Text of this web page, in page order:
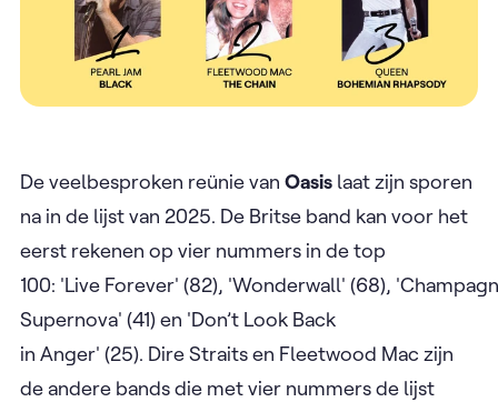
De veelbesproken reünie van Oasis laat zijn sporen
na in de lijst van 2025. De Britse band kan voor het
eerst rekenen op vier nummers in de top
100: 'Live Forever' (82), 'Wonderwall' (68),
Supernova' (41) en 'Don’t Look Back
in Anger' (25). Dire Straits en Fleetwood Mac zijn
de andere bands die met vier nummers de lijst